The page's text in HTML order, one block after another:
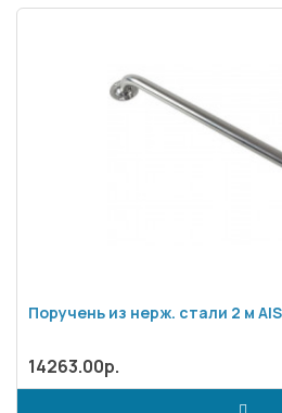
Поручень из нерж. стали 2 м
14263.00р.